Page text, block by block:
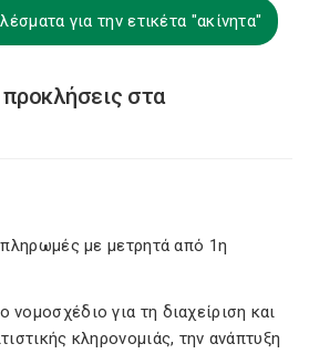
για την ετικέτα "ακίνητα"
προκλήσεις στα
πληρωμές με μετρητά από 1η
για τη διαχείριση και
κληρονομιάς, την ανάπτυξη